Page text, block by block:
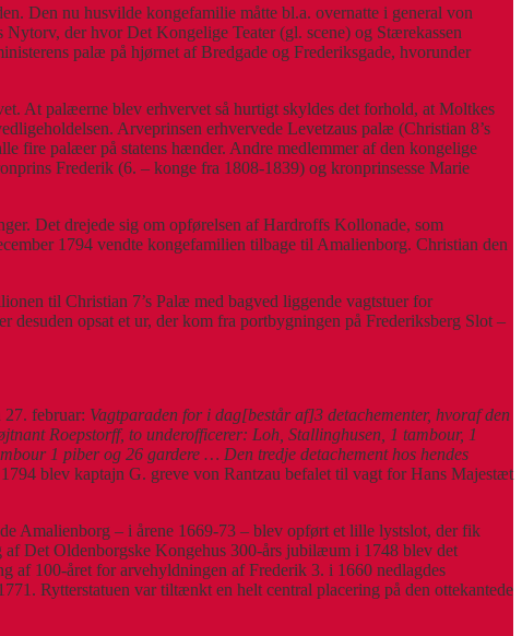
Den nu husvilde kongefamilie måtte bl.a. overnatte i general von
der hvor Det Kongelige Teater (gl. scene) og Stærekassen
palæ på hjørnet af Bredgade og Frederiksgade, hvorunder
At palæerne blev erhvervet så hurtigt skyldes det forhold, at Moltkes
Arveprinsen erhvervede Levetzaus palæ (Christian 8’s
fire palæer på statens hænder. Andre medlemmer af den kongelige
Frederik (6. – konge fra 1808-1839) og kronprinsesse Marie
Det drejede sig om opførelsen af Hardroffs Kollonade, som
1794 vendte kongefamilien tilbage til Amalienborg. Christian den
til Christian 7’s Palæ med bagved liggende vagtstuer for
opsat et ur, der kom fra portbygningen på Frederiksberg Slot –
februar: Vagtparaden for i dag[består af]3 detachementer, hvoraf den
Roepstorff, to underofficerer: Loh, Stallinghusen, 1 tambour, 1
1 piber og 26 gardere … Den tredje detachement hos hendes
1794 blev kaptajn G. greve von Rantzau befalet til vagt for Hans Majestæt
Amalienborg – i årene 1669-73 – blev opført et lille lystslot, der fik
Det Oldenborgske Kongehus 300-års jubilæum i 1748 blev det
af 100-året for arvehyldningen af Frederik 3. i 1660 nedlagdes
Rytterstatuen var tiltænkt en helt central placering på den ottekantede